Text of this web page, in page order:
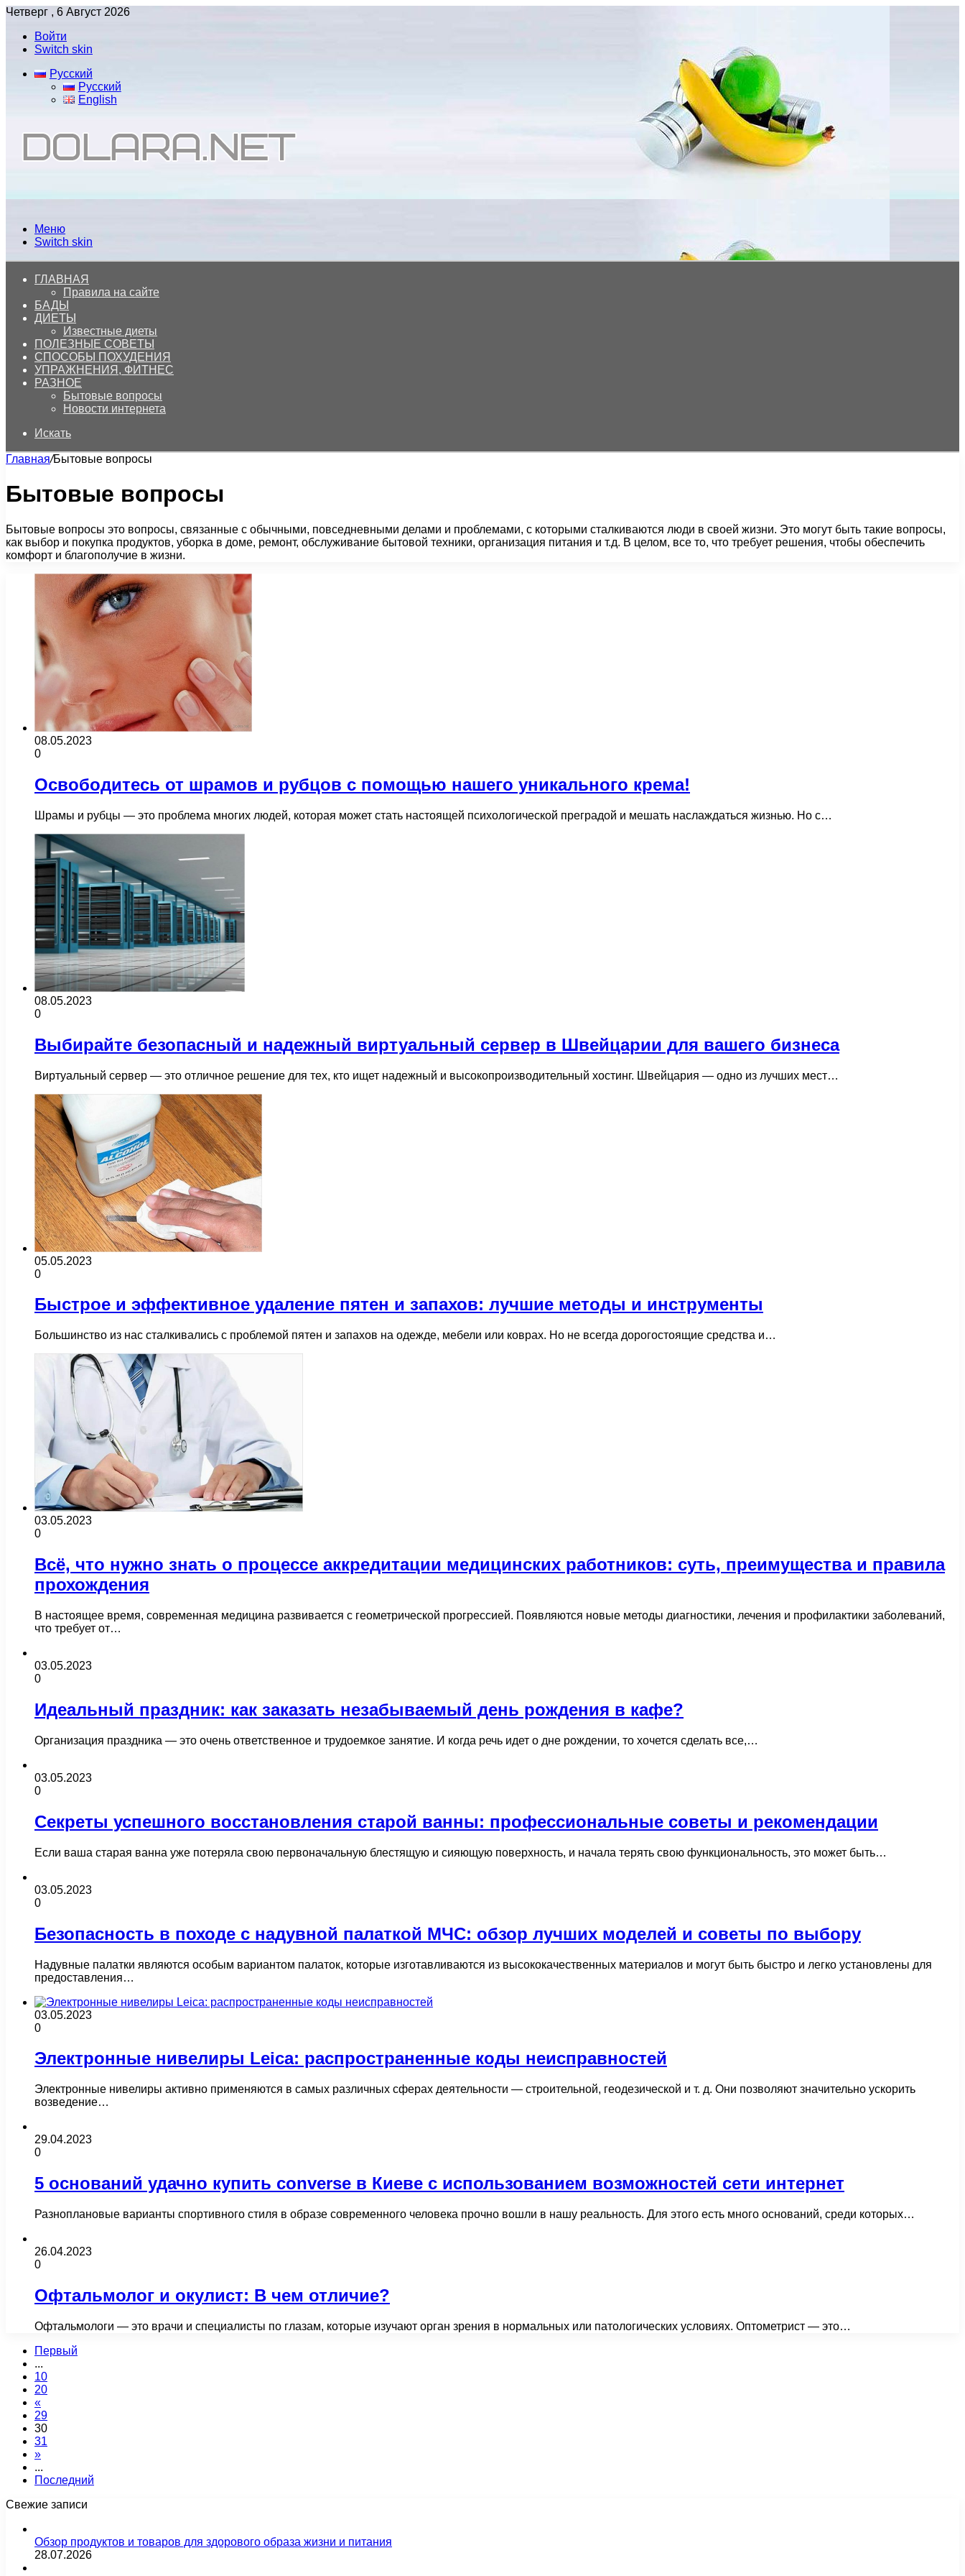
Четверг , 6 Август 2026
Войти
Switch skin
Русский
Русский
English
Меню
Switch skin
ГЛАВНАЯ
Правила на сайте
БАДЫ
ДИЕТЫ
Известные диеты
ПОЛЕЗНЫЕ СОВЕТЫ
СПОСОБЫ ПОХУДЕНИЯ
УПРАЖНЕНИЯ, ФИТНЕС
РАЗНОЕ
Бытовые вопросы
Новости интернета
Искать
Главная/Бытовые вопросы
Бытовые вопросы
Бытовые вопросы это вопросы, связанные с обычными, повседневными делами и проблемами, с которыми сталкиваются люди в своей жизни. Это могут быть такие вопросы,
как выбор и покупка продуктов, уборка в доме, ремонт, обслуживание бытовой техники, организация питания и т.д. В целом, все то, что требует решения, чтобы обеспечить
комфорт и благополучие в жизни.
08.05.2023
0
Освободитесь от шрамов и рубцов с помощью нашего уникального крема!
Шрамы и рубцы — это проблема многих людей, которая может стать настоящей психологической преградой и мешать наслаждаться жизнью. Но с…
08.05.2023
0
Выбирайте безопасный и надежный виртуальный сервер в Швейцарии для вашего бизнеса
Виртуальный сервер — это отличное решение для тех, кто ищет надежный и высокопроизводительный хостинг. Швейцария — одно из лучших мест…
05.05.2023
0
Быстрое и эффективное удаление пятен и запахов: лучшие методы и инструменты
Большинство из нас сталкивались с проблемой пятен и запахов на одежде, мебели или коврах. Но не всегда дорогостоящие средства и…
03.05.2023
0
Всё, что нужно знать о процессе аккредитации медицинских работников: суть, преимущества и правила
прохождения
В настоящее время, современная медицина развивается с геометрической прогрессией. Появляются новые методы диагностики, лечения и профилактики заболеваний,
что требует от…
03.05.2023
0
Идеальный праздник: как заказать незабываемый день рождения в кафе?
Организация праздника — это очень ответственное и трудоемкое занятие. И когда речь идет о дне рождении, то хочется сделать все,…
03.05.2023
0
Секреты успешного восстановления старой ванны: профессиональные советы и рекомендации
Если ваша старая ванна уже потеряла свою первоначальную блестящую и сияющую поверхность, и начала терять свою функциональность, это может быть…
03.05.2023
0
Безопасность в походе с надувной палаткой МЧС: обзор лучших моделей и советы по выбору
Надувные палатки являются особым вариантом палаток, которые изготавливаются из высококачественных материалов и могут быть быстро и легко установлены для
предоставления…
03.05.2023
0
Электронные нивелиры Leica: распространенные коды неисправностей
Электронные нивелиры активно применяются в самых различных сферах деятельности — строительной, геодезической и т. д. Они позволяют значительно ускорить
возведение…
29.04.2023
0
5 оснований удачно купить converse в Киеве с использованием возможностей сети интернет
Разноплановые варианты спортивного стиля в образе современного человека прочно вошли в нашу реальность. Для этого есть много оснований, среди которых…
26.04.2023
0
Офтальмолог и окулист: В чем отличие?
Офтальмологи — это врачи и специалисты по глазам, которые изучают орган зрения в нормальных или патологических условиях. Оптометрист — это…
Первый
...
10
20
«
29
30
31
»
...
Последний
Свежие записи
Обзор продуктов и товаров для здорового образа жизни и питания
28.07.2026